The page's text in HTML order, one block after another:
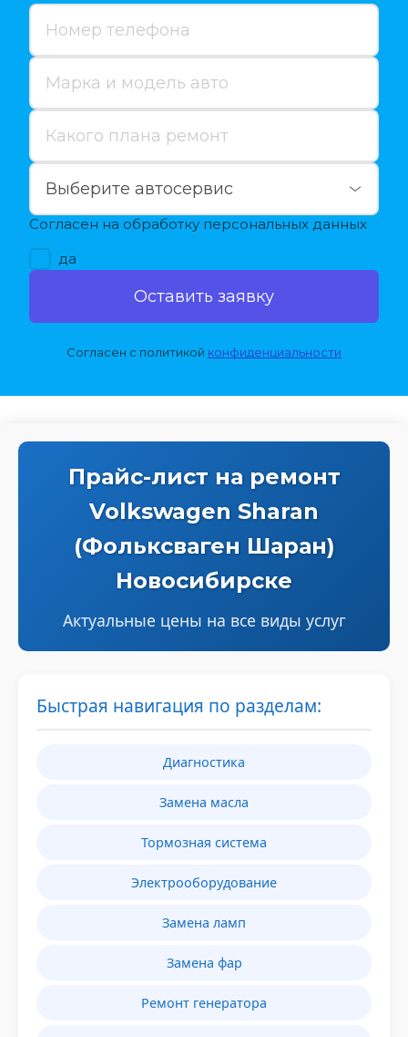
Согласен на обработку персональных данных
да
Оставить заявку
Согласен с политикой конфиденциальности
Прайс-лист на ремонт
Volkswagen Sharan
(Фольксваген Шаран)
Новосибирске
Актуальные цены на все виды услуг
Быстрая навигация по разделам:
Диагностика
Замена масла
Тормозная система
Электрооборудование
Замена ламп
Замена фар
Ремонт генератора